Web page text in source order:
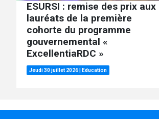
ESURSI : remise des prix aux
lauréats de la première
cohorte du programme
gouvernemental «
ExcellentiaRDC »
Jeudi 30 juillet 2026 Education